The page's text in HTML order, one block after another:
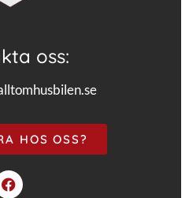
oss:
HOS OSS?